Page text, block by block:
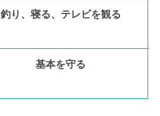
釣り、寝る、テレビを観る
基本を守る